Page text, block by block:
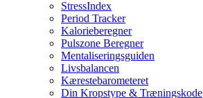
StressIndex
Period Tracker
Kalorieberegner
Pulszone Beregner
Mentaliseringsguiden
Livsbalancen
Kærestebarometeret
Din Kropstype & Træningskode